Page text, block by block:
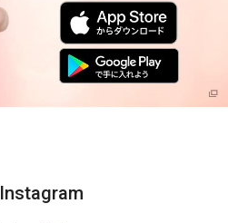
Instagram